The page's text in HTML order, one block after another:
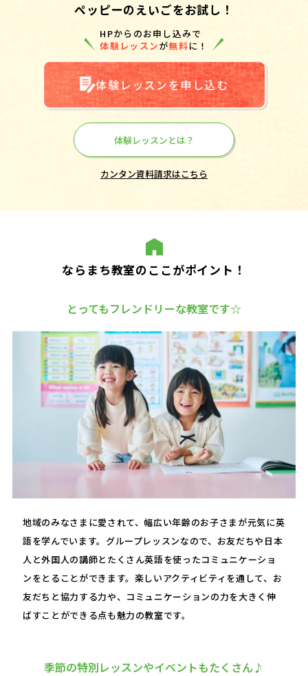
ペッピーのえいごをお試し！
HPからのお申し込みで
体験レッスンが無料に！
体験レッスンを申し込む
体験レッスンとは？
カンタン資料請求はこちら
ならまち教室のここがポイント！
とってもフレンドリーな教室です☆
地域のみなさまに愛されて、幅広い年齢のお子さまが元気に英
語を学んでいます。グループレッスンなので、お友だちや日本
人と外国人の講師とたくさん英語を使ったコミュニケーショ
ンをとることができます。楽しいアクティビティを通して、お
友だちと協力する力や、コミュニケーションの力を大きく伸
ばすことができる点も魅力の教室です。
季節の特別レッスンやイベントもたくさん♪